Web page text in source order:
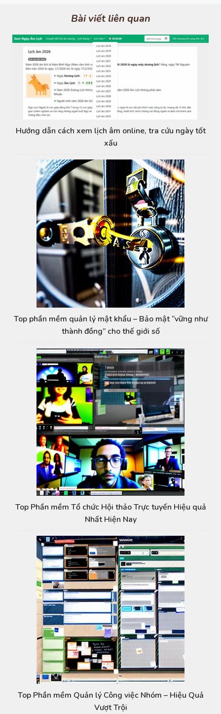
Bài viết liên quan
Hướng dẫn cách xem lịch âm online, tra cứu ngày tốt
xấu
Top phần mềm quản lý mật khẩu – Bảo mật “vững như
thành đồng” cho thế giới số
Top Phần mềm Tổ chức Hội thảo Trực tuyến Hiệu quả
Nhất Hiện Nay
Top Phần mềm Quản lý Công việc Nhóm – Hiệu Quả
Vượt Trội